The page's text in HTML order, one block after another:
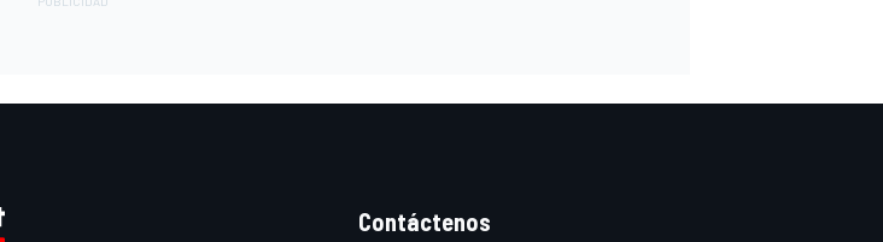
Contáctenos